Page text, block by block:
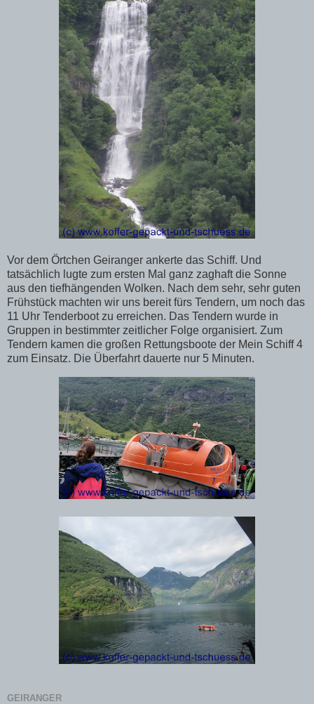
Vor dem Örtchen Geiranger ankerte das Schiff. Und
tatsächlich lugte zum ersten Mal ganz zaghaft die Sonne
aus den tiefhängenden Wolken. Nach dem sehr, sehr guten
Frühstück machten wir uns bereit fürs Tendern, um noch das
11 Uhr Tenderboot zu erreichen. Das Tendern wurde in
Gruppen in bestimmter zeitlicher Folge organisiert. Zum
Tendern kamen die großen Rettungsboote der Mein Schiff 4
zum Einsatz. Die Überfahrt dauerte nur 5 Minuten.
GEIRANGER